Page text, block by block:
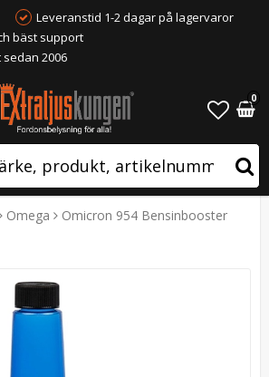
Leveranstid 1-2 dagar på lagervaror
bäst support
2006
0
Omega
Omicron 954 Bensinbooster